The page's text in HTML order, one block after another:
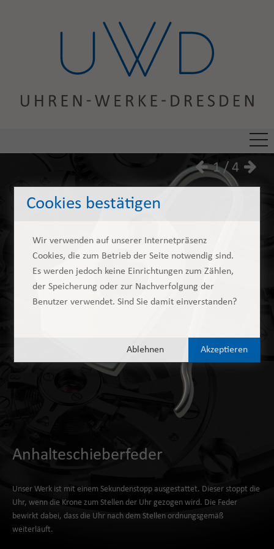
1 / 4
Anhalteschieberfeder
Unser Werk ist mit einem Sekundenstopp ausgestattet. Dieser stoppt die
Uhr, wenn die Krone zum Stellen der Uhr gezogen wird. Die Feder
bewirkt dabei, dass die Uhr nach dem Stellen ordnungsgemäß
weiterläuft.
Cookies bestätigen
Wir verwenden auf unserer Internetpräsenz
Cookies, die zum Betrieb der Seite notwendig sind.
Es werden jedoch keine Einrichtungen zum Zählen,
der Speicherung oder zur Nachverfolgung der
Benutzer verwendet. Sind Sie damit einverstanden?
Ablehnen Akzeptieren